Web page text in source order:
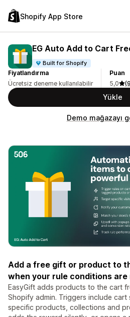
Shopify App Store
EG Auto Add to Cart
Built for Shopify
Fiyatlandırma
Ücretsiz deneme kullanılabilir
Puan
5,0
Yükle
Demo mağazayı
Add a free gift or product to
when your rule conditions are
EasyGift adds products to the cart
Shopify admin. Triggers include
specific products, collections and